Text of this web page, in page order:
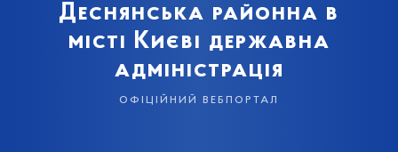
Деснянська районна в
місті Києві державна
адміністрація
офіційний вебпортал